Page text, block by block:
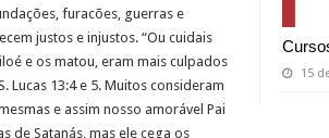
15
furacões, guerras e
justos e injustos. “Ou cuidais
e os matou, eram mais culpados
Lucas 13:4 e 5. Muitos consideram
e assim nosso amorável Pai
de Satanás, mas ele cega os